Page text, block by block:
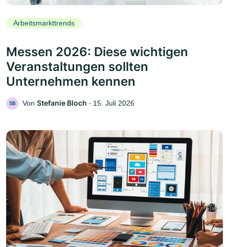
Arbeitsmarkttrends
Messen 2026: Diese wichtigen
Veranstaltungen sollten
Unternehmen kennen
SB Von Stefanie Bloch ‧ 15. Juli 2026